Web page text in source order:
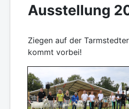
Ausstellung
Ziegen auf der
kommt vorbei!